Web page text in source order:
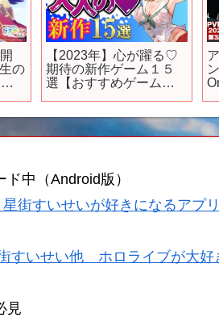
の
【2023年】心が躍る♡
期待の新作ゲーム１５
選【おすすめゲーム】
中（Android版）
街すいせいが好きになるアプリ
すいせい他 ホロライブが大好
見